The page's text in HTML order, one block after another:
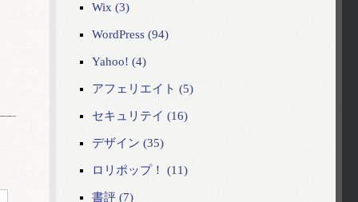
Wix (3)
WordPress (94)
Yahoo! (4)
アフェリエイト (5)
セキュリテイ (16)
デザイン (35)
ロリポップ！ (11)
書評 (7)